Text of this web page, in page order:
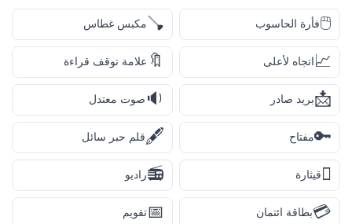
🖱️فأرة الحاسوب 🪠مكبس غطاس
📈اتجاه لأعلى 🔖 علامة توقف قراءة
📩بريد صادر 🔉 صوت معتدل
🔑مفتاح 🖋️قلم حبر سائل
🪉قيثارة 📻راديو
💳بطاقة ائتمان 📅تقويم